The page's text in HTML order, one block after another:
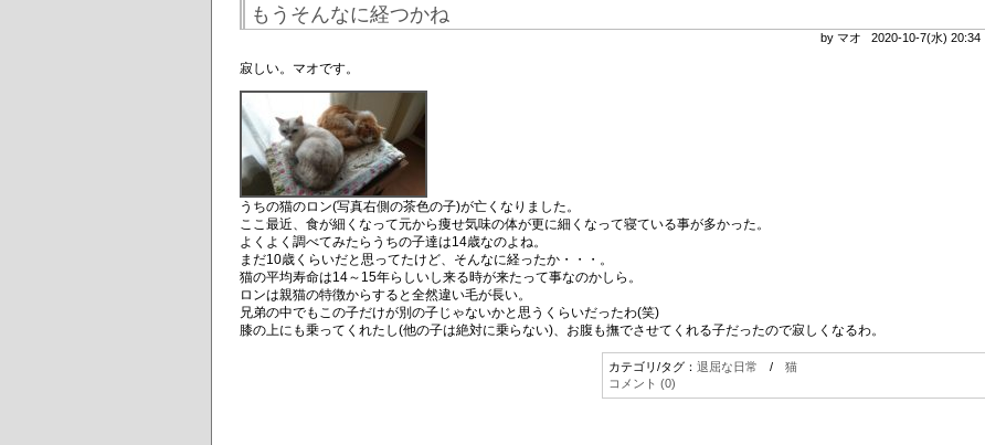
もうそんなに経つかね
by マオ 2020-10-7(水) 20:34
寂しい。マオです。
うちの猫のロン(写真右側の茶色の子)が亡くなりました。
ここ最近、食が細くなって元から痩せ気味の体が更に細くなって寝ている事が多かった。
よくよく調べてみたらうちの子達は14歳なのよね。
まだ10歳くらいだと思ってたけど、そんなに経ったか・・・。
猫の平均寿命は14～15年らしいし来る時が来たって事なのかしら。
ロンは親猫の特徴からすると全然違い毛が長い。
兄弟の中でもこの子だけが別の子じゃないかと思うくらいだったわ(笑)
膝の上にも乗ってくれたし(他の子は絶対に乗らない)、お腹も撫でさせてくれる子だったので寂しくなるわ。
カテゴリ/タグ： 退屈な日常 / 猫
コメント (0)